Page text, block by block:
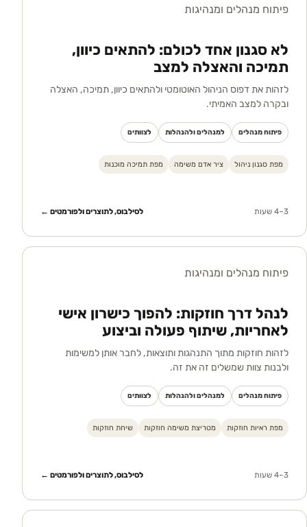
פיתוח מנהלים ומנהיגות
לא סגנון אחד לכולם: להתאים כיוון,
תמיכה והאצלה למצב
לזהות את דפוס הניהול האוטומטי ולהתאים כיוון, תמיכה, האצלה
ובקרה למצב האמיתי.
פיתוח מנהלים למנהלים ולהנהלות לצוותים
מפת סגנון ניהול ציר אדם משימה מפת תמיכה מוכנות
3–4 שעות לסילבוס, לתוצרים ולפורמטים ←
פיתוח מנהלים ומנהיגות
לנהל דרך חוזקות: להפוך כישרון אישי
לאחריות, שיתוף פעולה וביצוע
לזהות חוזקות מתוך התנהגות ותוצאות, לחבר אותן למשימות
ולבנות צוות שמשלים זה את זה.
פיתוח מנהלים למנהלים ולהנהלות לצוותים
מפת ראיות חוזקות מטריצת משימה חוזקות שיחת חוזקות
3–4 שעות לסילבוס, לתוצרים ולפורמטים ←